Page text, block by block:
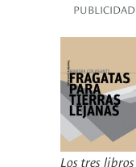
PUBLICIDAD
Los tres libros